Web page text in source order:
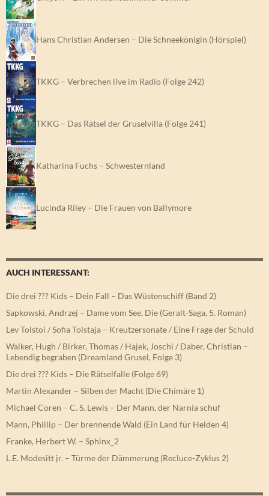
Hans Christian Andersen – Die Schneekönigin (Hörspiel)
TKKG – Verbrechen live im Radio (Folge 242)
TKKG – Das Rätsel der Gruselvilla (Folge 241)
Katharina Fuchs – Schwesternland
Lucinda Riley – Die Frauen von Ballymore
AUCH INTERESSANT:
Die drei ??? Kids – Dein Fall – Das Wüstenschiff (Band 2)
Sapkowski, Andrzej – Dame vom See, Die (Geralt-Saga, 5. Roman)
Lev Tolstoi / Sofia Tolstaja – Kreutzersonate / Eine Frage der Schuld
Walker, Hugh / Birker, Thomas / Hajek, Joschi / Daber, Christian –
Lebendig begraben (Dreamland Grusel, Folge 3)
Die drei ??? Kids – Die Rätselfalle (Folge 69)
Martin Alexander – Silben der Macht (Die Chimäre 1)
Michael Coren – C. S. Lewis – Der Mann, der Narnia schuf
Mann, Phillip – Der brennende Wald (Ein Land für Helden 4)
Franke, Herbert W. – Sphinx_2
L.E. Modesitt jr. – Türme der Dämmerung (Recluce-Zyklus 2)